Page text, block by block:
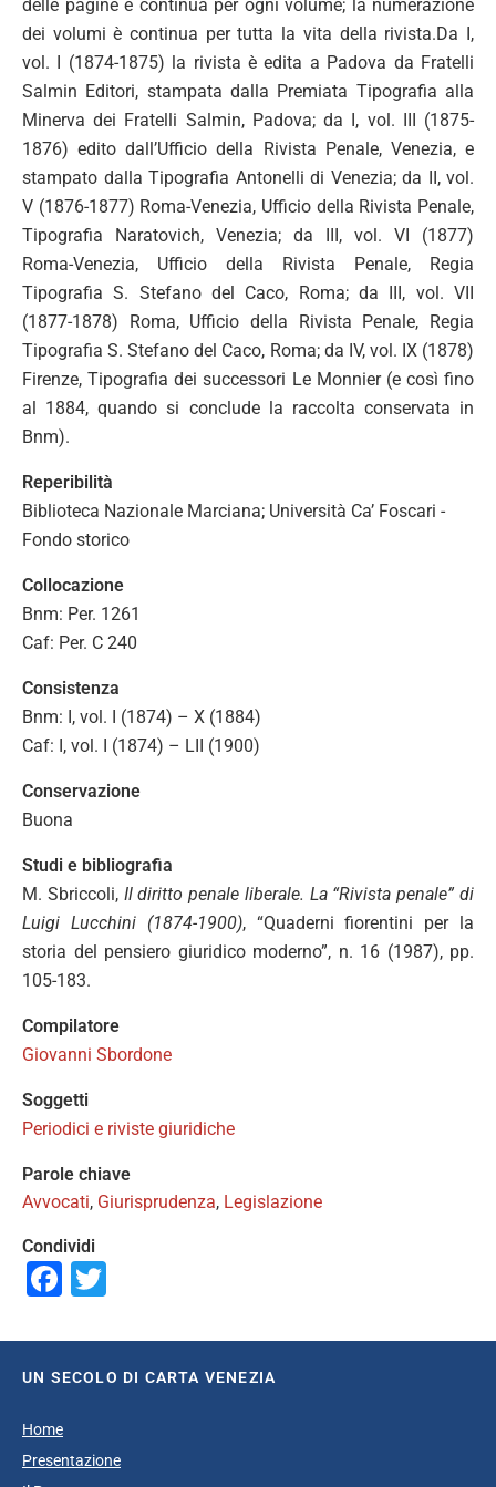
delle pagine è continua per ogni volume; la numerazione
dei volumi è continua per tutta la vita della rivista.Da I,
vol. I (1874-1875) la rivista è edita a Padova da Fratelli
Salmin Editori, stampata dalla Premiata Tipografia alla
Minerva dei Fratelli Salmin, Padova; da I, vol. III (1875-
1876) edito dall’Ufficio della Rivista Penale, Venezia, e
stampato dalla Tipografia Antonelli di Venezia; da II, vol.
V (1876-1877) Roma-Venezia, Ufficio della Rivista Penale,
Tipografia Naratovich, Venezia; da III, vol. VI (1877)
Roma-Venezia, Ufficio della Rivista Penale, Regia
Tipografia S. Stefano del Caco, Roma; da III, vol. VII
(1877-1878) Roma, Ufficio della Rivista Penale, Regia
Tipografia S. Stefano del Caco, Roma; da IV, vol. IX (1878)
Firenze, Tipografia dei successori Le Monnier (e così fino
al 1884, quando si conclude la raccolta conservata in
Bnm).
Reperibilità
Biblioteca Nazionale Marciana; Università Ca’ Foscari -
Fondo storico
Collocazione
Bnm: Per. 1261
Caf: Per. C 240
Consistenza
Bnm: I, vol. I (1874) – X (1884)
Caf: I, vol. I (1874) – LII (1900)
Conservazione
Buona
Studi e bibliografia
M. Sbriccoli, Il diritto penale liberale. La “Rivista penale” di
Luigi Lucchini (1874-1900), “Quaderni fiorentini per la
storia del pensiero giuridico moderno”, n. 16 (1987), pp.
105-183.
Compilatore
Giovanni Sbordone
Soggetti
Periodici e riviste giuridiche
Parole chiave
Avvocati, Giurisprudenza, Legislazione
Condividi
Facebook
UN SECOLO DI CARTA VENEZIA
Home
Presentazione